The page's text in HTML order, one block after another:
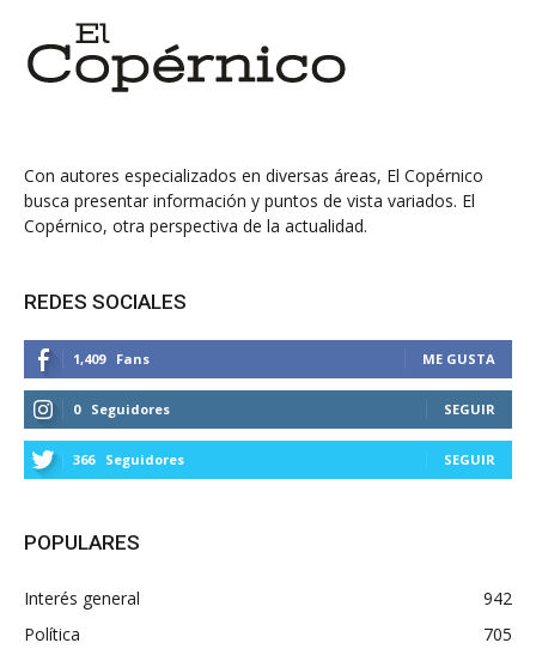
Con autores especializados en diversas áreas, El Copérnico
busca presentar información y puntos de vista variados. El
Copérnico, otra perspectiva de la actualidad.
REDES SOCIALES
1,409 Fans ME GUSTA
0 Seguidores SEGUIR
366 Seguidores SEGUIR
POPULARES
Interés general
942
Política
705